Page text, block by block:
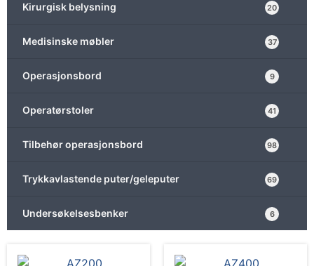
Kirurgisk belysning 20
Medisinske møbler 37
Operasjonsbord 9
Operatørstoler 41
Tilbehør operasjonsbord 98
Trykkavlastende puter/geleputer 69
Undersøkelsesbenker 6